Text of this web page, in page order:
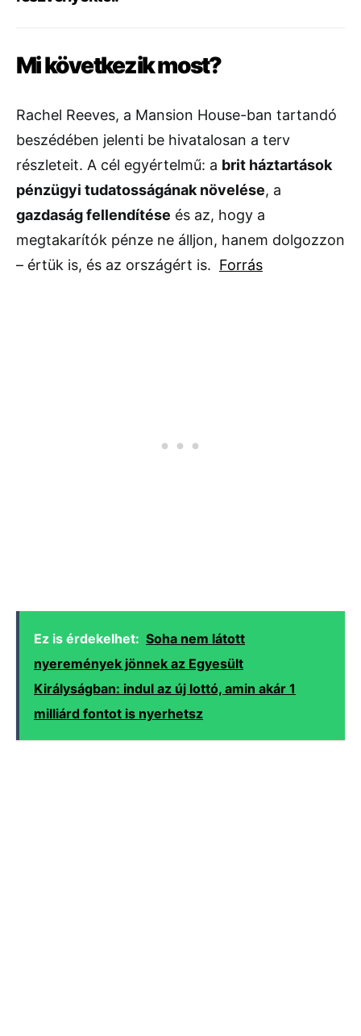
Mi következik most?
Rachel Reeves, a Mansion House-ban tartandó
beszédében jelenti be hivatalosan a terv
részleteit. A cél egyértelmű: a brit háztartások
pénzügyi tudatosságának növelése, a
gazdaság fellendítése és az, hogy a
megtakarítók pénze ne álljon, hanem dolgozzon
– értük is, és az országért is. Forrás
Ez is érdekelhet: Soha nem látott
nyeremények jönnek az Egyesült
Királyságban: indul az új lottó, amin akár 1
milliárd fontot is nyerhetsz